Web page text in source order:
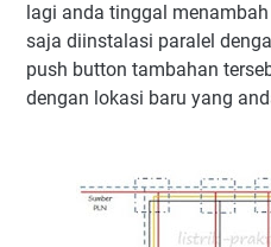
lagi anda tinggal
saja diinstalasi paralel
push button tambahan
dengan lokasi baru yang